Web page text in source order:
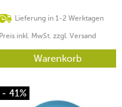
Lieferung in 1-2 Werktagen
Preis inkl. MwSt. zzgl. Versand
Warenkorb
- 41%